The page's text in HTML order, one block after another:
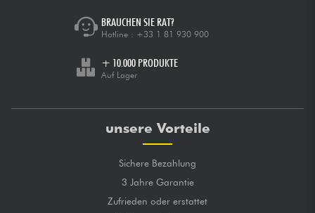
BRAUCHEN SIE RAT?
Hotline : +33 1 81 930 900
+ 10.000 PRODUKTE
Auf Lager
unsere Vorteile
Sichere Bezahlung
3 Jahre Garantie
Zufrieden oder erstattet